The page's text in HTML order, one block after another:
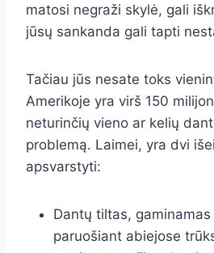
matosi negraži skylė, gali
jūsų sankanda gali tapti
Tačiau jūs nesate toks
Amerikoje yra virš 150
neturinčių vieno ar kelių
problemą. Laimei, yra dvi
apsvarstyti:
Dantų tiltas,
paruošiant abiejose